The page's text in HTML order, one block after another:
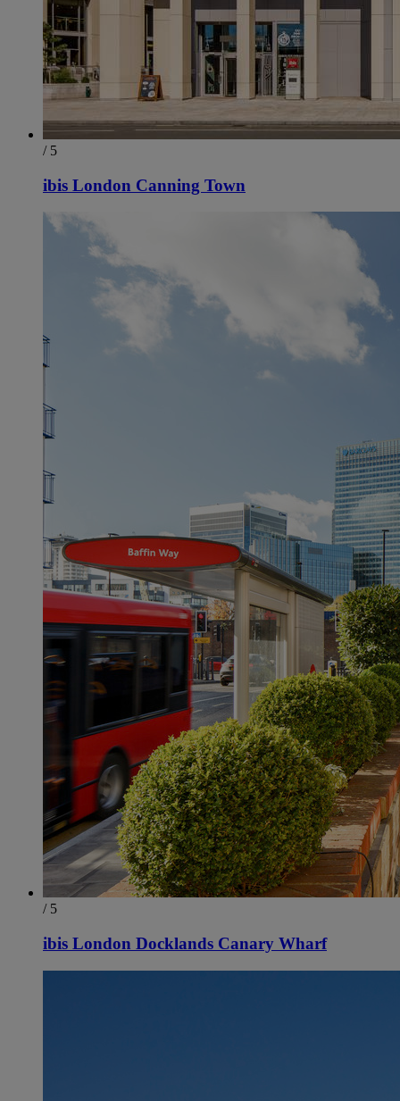
/ 5
ibis London Canning Town
/ 5
ibis London Docklands Canary Wharf